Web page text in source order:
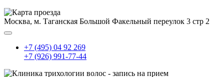
Москва, м. Таганская Большой Факельный переулок 3 стр 2
+7 (495) 04 92 269
+7 (926) 991-77-44